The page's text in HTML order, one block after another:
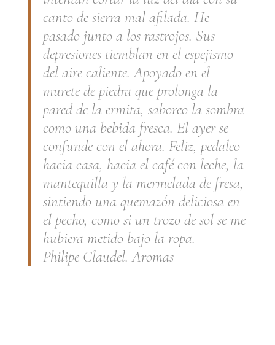
canto de sierra mal afilada. He
pasado junto a los rastrojos. Sus
depresiones tiemblan en el espejismo
del aire caliente. Apoyado en el
murete de piedra que prolonga la
pared de la ermita, saboreo la sombra
como una bebida fresca. El ayer se
confunde con el ahora. Feliz, pedaleo
hacia casa, hacia el café con leche, la
mantequilla y la mermelada de fresa,
sintiendo una quemazón deliciosa en
el pecho, como si un trozo de sol se me
hubiera metido bajo la ropa.
Philipe Claudel.Aromas